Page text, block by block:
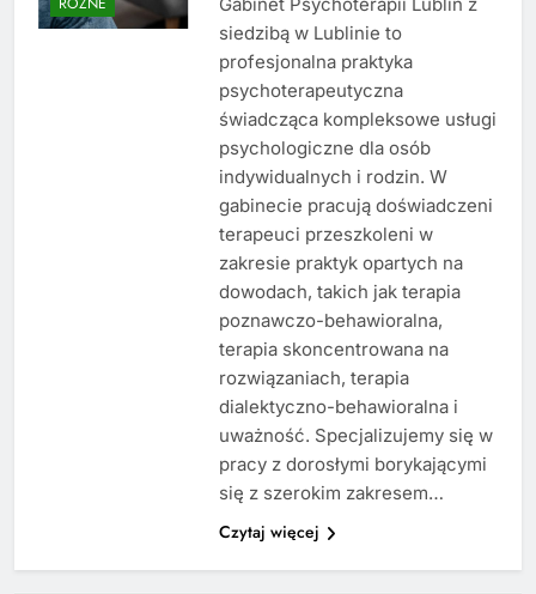
siedzibą w Lublinie to
profesjonalna praktyka
psychoterapeutyczna
świadcząca kompleksowe usługi
psychologiczne dla osób
indywidualnych i rodzin. W
gabinecie pracują doświadczeni
terapeuci przeszkoleni w
zakresie praktyk opartych na
dowodach, takich jak terapia
poznawczo-behawioralna,
terapia skoncentrowana na
rozwiązaniach, terapia
dialektyczno-behawioralna i
uważność. Specjalizujemy się w
pracy z dorosłymi borykającymi
się z szerokim zakresem…
Czytaj więcej